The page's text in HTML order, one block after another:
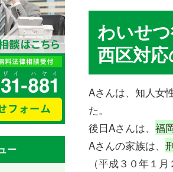
わいせ
西区対
Aさんは、知人女
た。
後日Aさんは、 福
Aさんの家族は、
（平成３０年１
ー